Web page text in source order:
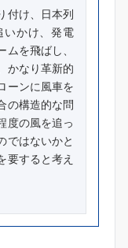
付け、日本列
いかけ、発電
を飛ばし、
かなり革新的
ーンに風車を
の構造的な問
度の風を追っ
ではないかと
要すると考え